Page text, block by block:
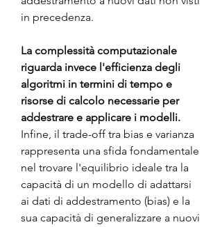
in precedenza.
La complessità computazionale
riguarda invece l'efficienza degli
algoritmi in termini di tempo e
risorse di calcolo necessarie per
addestrare e applicare i modelli.
Infine, il trade-off tra bias e varianza
rappresenta una sfida fondamentale
nel trovare l'equilibrio ideale tra la
capacità di un modello di adattarsi
ai dati di addestramento (bias) e la
sua capacità di generalizzare a nuovi